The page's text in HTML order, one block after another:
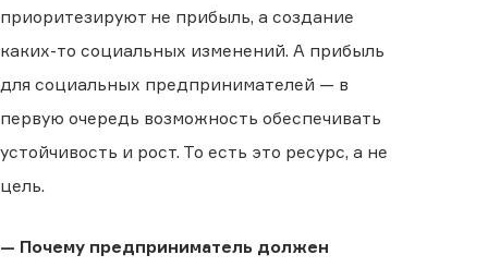
приоритезируют не прибыль, а создание
каких-то социальных изменений. А прибыль
для социальных предпринимателей — в
первую очередь возможность обеспечивать
устойчивость и рост. То есть это ресурс, а не
цель.
— Почему предприниматель должен